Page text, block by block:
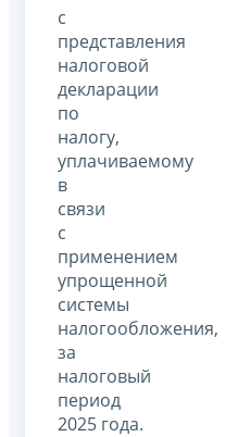
с
представления
налоговой
декларации
по
налогу,
уплачиваемому
в
связи
с
применением
упрощенной
системы
налогообложения,
за
налоговый
период
2025 года.